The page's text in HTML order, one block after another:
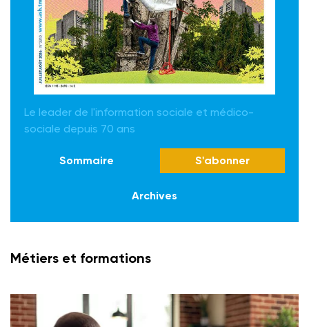
Le leader de l'information sociale et médico-
sociale depuis 70 ans
Sommaire S'abonner
Archives
Métiers et formations